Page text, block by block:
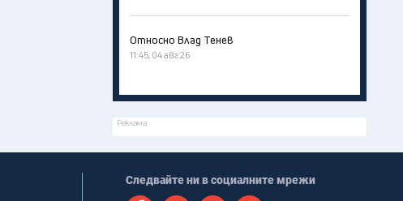
Относно Влад Тенев
11:45, 04 авг 26
Реклама
Следвайте ни в социалните мрежи